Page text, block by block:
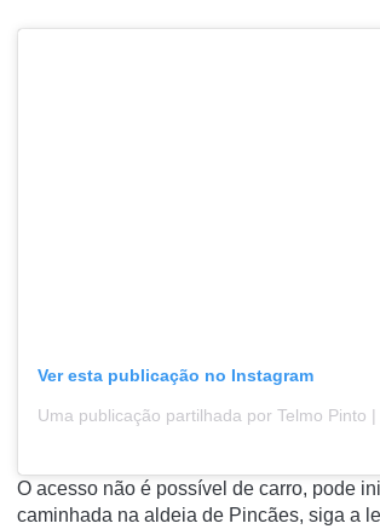
Ver esta publicação no Instagram
O acesso não é possível de carro, pode
caminhada na aldeia de Pincães, siga a